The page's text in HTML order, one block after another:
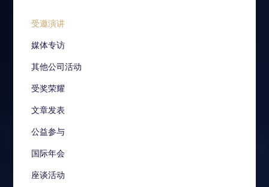
受邀演讲
媒体专访
其他公司活动
受奖荣耀
文章发表
公益参与
国际年会
座谈活动